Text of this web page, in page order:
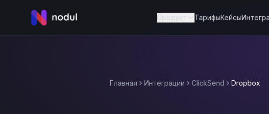
Продукт ТарифыКейсы
Главная Интеграции ClickSend Dropbox